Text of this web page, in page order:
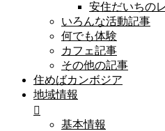
安住だいちの
いろんな活動記事
何でも体験
カフェ記事
その他の記事
住めばカンボジア
地域情報
基本情報